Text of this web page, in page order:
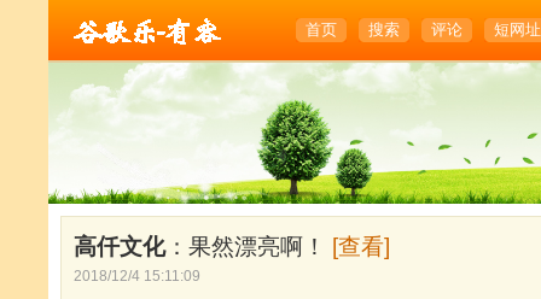
首页 搜索 评论 短网址
高仟文化：果然漂亮啊！ [查看]
2018/12/4 15:11:09